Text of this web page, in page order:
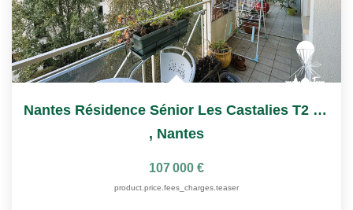
Nantes Résidence Sénior Les Castalies T2 À Vendre Avec...
, Nantes
107 000 €
product.price.fees_charges.teaser